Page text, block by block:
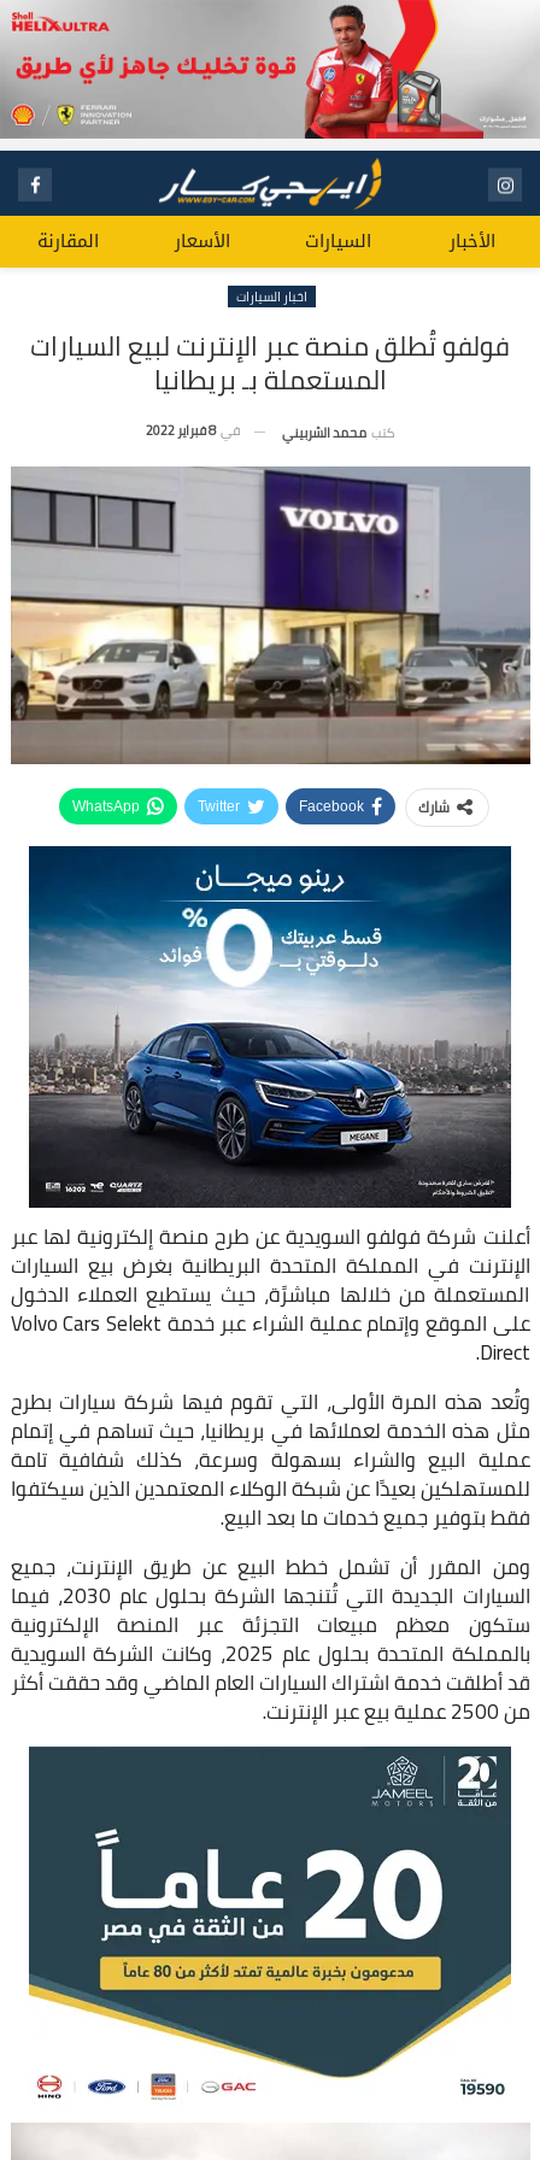
الأخبار السيارات الأسعار المقارنة
اخبار السيارات
فولفو تُطلق منصة عبر الإنترنت لبيع السيارات
المستعملة بـ بريطانيا
كتب محمد الشربيني في 8 فبراير 2022
شارك Facebook
Twitter
WhatsApp
أعلنت شركة فولفو السويدية عن طرح منصة إلكترونية لها عبر
الإنترنت في المملكة المتحدة البريطانية بغرض بيع السيارات
المستعملة من خلالها مباشرًة، حيث يستطيع العملاء الدخول
على الموقع وإتمام عملية الشراء عبر خدمة Volvo Cars Selekt
Direct.
وتُعد هذه المرة الأولى، التي تقوم فيها شركة سيارات بطرح
مثل هذه الخدمة لعملائها في بريطانيا، حيث تساهم في إتمام
عملية البيع والشراء بسهولة وسرعة، كذلك شفافية تامة
للمستهلكين بعيدًا عن شبكة الوكلاء المعتمدين الذين سيكتفوا
فقط بتوفير جميع خدمات ما بعد البيع.
ومن المقرر أن تشمل خطط البيع عن طريق الإنترنت، جميع
السيارات الجديدة التي تُتنجها الشركة بحلول عام 2030، فيما
ستكون معظم مبيعات التجزئة عبر المنصة الإلكترونية
بالمملكة المتحدة بحلول عام 2025، وكانت الشركة السويدية
قد أطلقت خدمة اشتراك السيارات العام الماضي وقد حققت أكثر
من 2500 عملية بيع عبر الإنترنت.